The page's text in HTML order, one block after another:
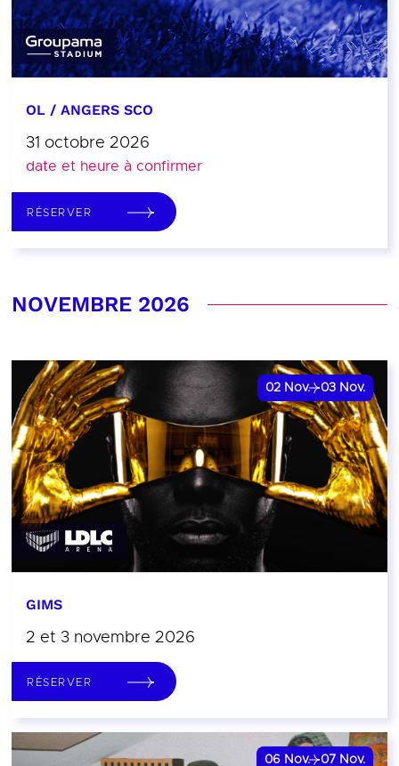
OL / ANGERS SCO
31 octobre 2026
date et heure à confirmer
RÉSERVER
NOVEMBRE 2026
02 Nov. 03 Nov.
GIMS
2 et 3 novembre 2026
RÉSERVER
06 Nov. 07 Nov.